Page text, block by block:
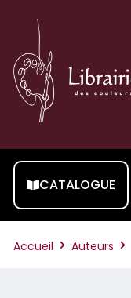
CATALOGUE
Accueil Auteurs